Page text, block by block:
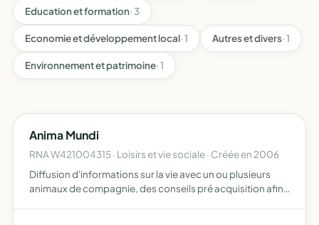
Education et formation· 3
Economie et développement local· 1 Autres et divers· 1
Environnement et patrimoine· 1
Anima Mundi
RNA W421004315 · Loisirs et vie sociale · Créée en 2006
Diffusion d'informations sur la vie avec un ou plusieurs
animaux de compagnie, des conseils pré acquisition afin